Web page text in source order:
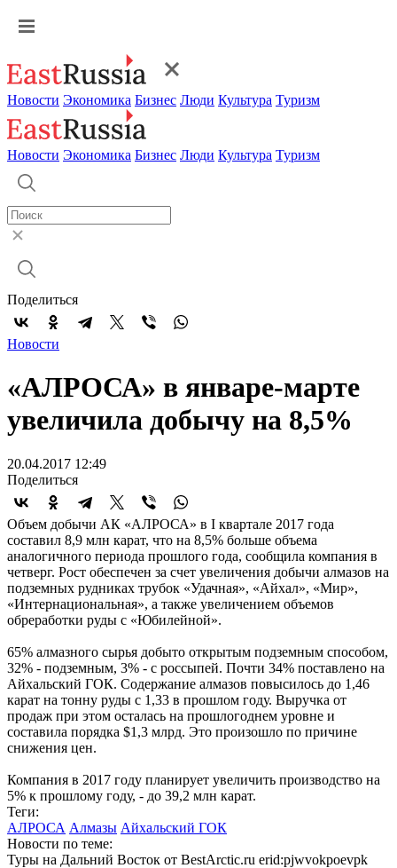
Новости Экономика Бизнес Люди Культура Туризм
Новости Экономика Бизнес Люди Культура Туризм
Поделиться
Новости
«АЛРОСА» в январе-марте
увеличила добычу на 8,5%
20.04.2017 12:49
Поделиться
Объем добычи АК «АЛРОСА» в I квартале 2017 года
составил 8,9 млн карат, что на 8,5% больше объема
аналогичного периода прошлого года, сообщила компания в
четверг. Рост обеспечен за счет увеличения добычи алмазов на
подземных рудниках трубок «Удачная», «Айхал», «Мир»,
«Интернациональная», а также увеличением объемов
обреработки руды с «Юбилейной».
65% алмазного сырья добыто открытым подземным способом,
32% - подземным, 3% - с россыпей. Почти 34% поставлено на
Айхальский ГОК. Содержание алмазов повысилось до 1,46
карат на тонну руды с 1,33 в прошлом году. Выручка от
продаж при этом осталась на прошлогоднем уровне и
составила порядка $1,3 млрд. Это произошло по причине
снижения цен.
Компания в 2017 году планирует увеличить производство на
5% к прошлому году, - до 39,2 млн карат.
Теги:
АЛРОСА Алмазы Айхальский ГОК
Новости по теме:
Туры на Дальний Восток от BestArctic.ru erid:pjwvokpoevpk